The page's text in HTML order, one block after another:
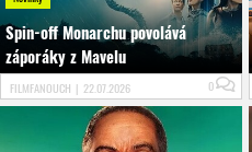
Spin-off Monarchu povolává
záporáky z Mavelu
FILMFANOUCH | 22.07.2026 0